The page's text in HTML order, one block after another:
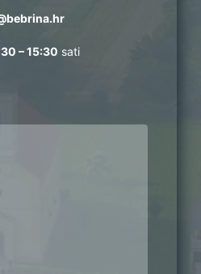
– 15:30 sati